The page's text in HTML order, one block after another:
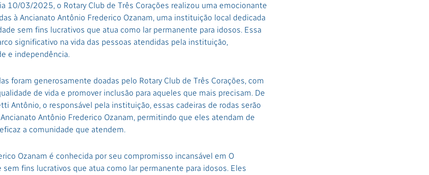
10/03/2025, o Rotary Club de Três Corações realizou uma emocionante
à Ancianato Antônio Frederico Ozanam, uma instituição local dedicada
sem fins lucrativos que atua como lar permanente para idosos. Essa
significativo na vida das pessoas atendidas pela instituição,
e independência.
foram generosamente doadas pelo Rotary Club de Três Corações, com
de vida e promover inclusão para aqueles que mais precisam. De
Antônio, o responsável pela instituição, essas cadeiras de rodas serão
Antônio Frederico Ozanam, permitindo que eles atendam de
a comunidade que atendem.
Ozanam é conhecida por seu compromisso incansável em O
fins lucrativos que atua como lar permanente para idosos. Eles